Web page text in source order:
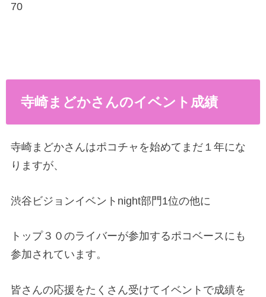
70
寺崎まどかさんのイベント成績
寺崎まどかさんはポコチャを始めてまだ１年にな
りますが、
渋谷ビジョンイベントnight部門1位の他に
トップ３０のライバーが参加するポコベースにも
参加されています。
皆さんの応援をたくさん受けてイベントで成績を